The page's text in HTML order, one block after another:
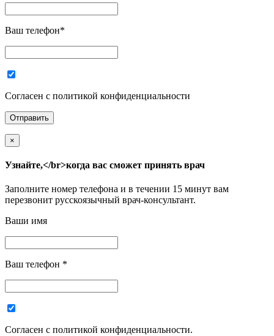
Ваш телефон*
Согласен с политикой конфиденциальности
×
Узнайте,</br>когда вас сможет принять врач
Заполните номер телефона и в течении 15 минут вам
перезвонит русскоязычный врач-консультант.
Ваши имя
Ваш телефон *
Согласен с политикой конфиденциальности.